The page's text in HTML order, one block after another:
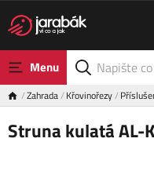
Menu
Zahrada Křovinořezy
Struna kulatá AL-